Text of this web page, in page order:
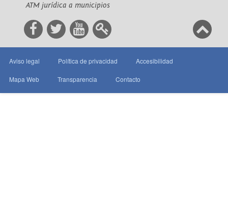
ATM jurídica a municipios
Aviso legal Política de privacidad Accesibilidad
Mapa Web Transparencia Contacto